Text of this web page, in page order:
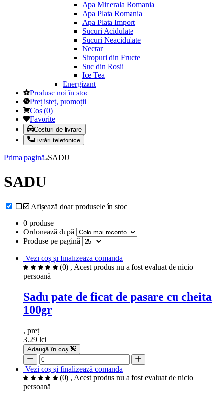
Apa Minerala Romania
Apa Plata Romania
Apa Plata Import
Sucuri Acidulate
Sucuri Neacidulate
Nectar
Siropuri din Fructe
Suc din Rosii
Ice Tea
Energizant
Produse noi în stoc
Preț isteț, promoții
Coș (0)
Favorite
Costuri de livrare
Livrări telefonice
Prima pagină SADU
SADU
Afișează doar produsele în stoc
0 produse
Ordonează după
Produse pe pagină
Vezi coș și finalizează comanda
(0) , Acest produs nu a fost evaluat de nicio
persoană
Sadu pate de ficat de pasare cu cheita
100gr
, preț
3.29 lei
Adaugă în coș
Vezi coș și finalizează comanda
(0) , Acest produs nu a fost evaluat de nicio
persoană